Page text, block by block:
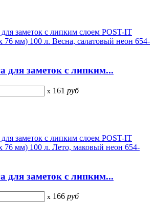
для заметок с липким...
x 161 руб
для заметок с липким...
x 166 руб